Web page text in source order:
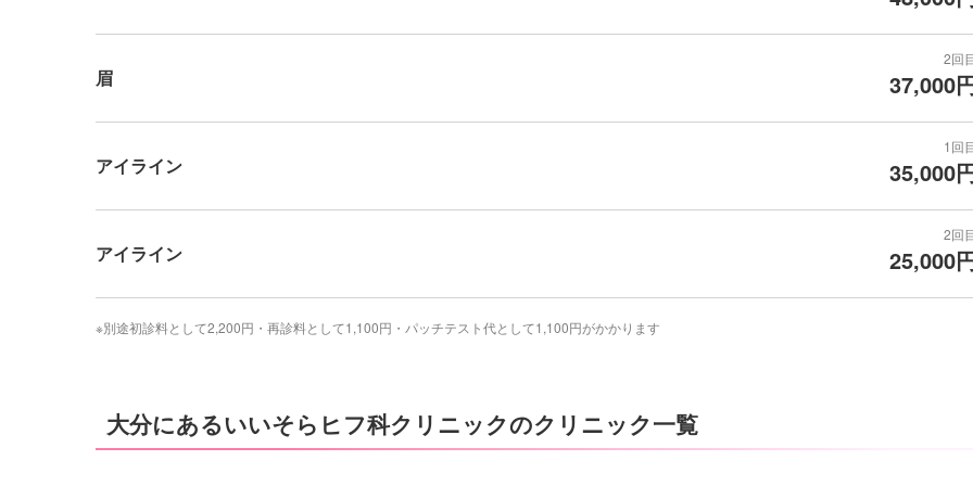
眉
2回
37,000
アイライン
1回
35,000
アイライン
2回
25,000
※別途初診料として2,200円・再診料として1,100円・パッチテスト代として1,100円がかかります
大分にあるいいそらヒフ科クリニックのクリニック一覧